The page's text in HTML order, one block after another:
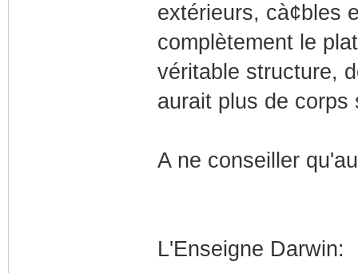
extérieurs, cà¢bles
complètement le
véritable structure,
aurait plus de corps
A ne conseiller
L'Enseigne Darwin: